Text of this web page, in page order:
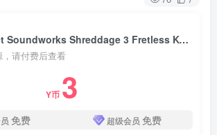
无品贝斯 Impact Soundworks Shreddage 3 Fretless KONTAKT
请付费后查看
Y币 3
免费 超级会员 免费